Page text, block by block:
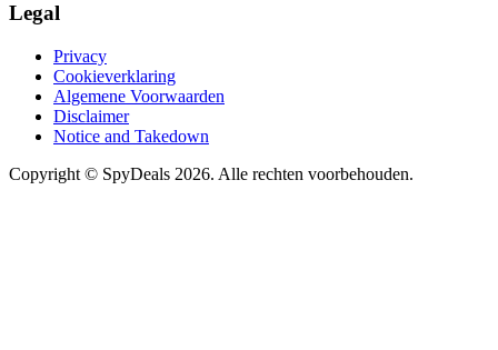
Legal
Privacy
Cookieverklaring
Algemene Voorwaarden
Disclaimer
Notice and Takedown
Copyright © SpyDeals 2026. Alle rechten voorbehouden.